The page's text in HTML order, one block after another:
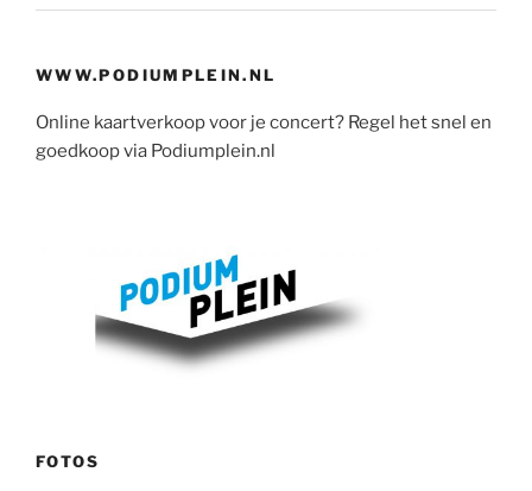
WWW.PODIUMPLEIN.NL
Online kaartverkoop voor je concert? Regel het snel en
goedkoop via Podiumplein.nl
FOTOS